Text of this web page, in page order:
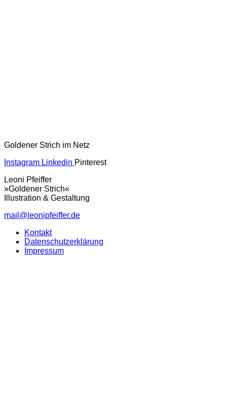
Goldener Strich im Netz
Instagram Linkedin Pinterest
Leoni Pfeiffer
»Goldener Strich«
Illustration & Gestaltung
mail@leonipfeiffer.de
Kontakt
Datenschutzerklärung
Impressum